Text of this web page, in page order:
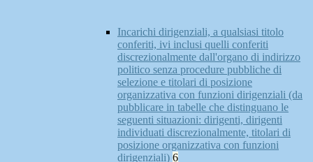
Incarichi dirigenziali, a qualsiasi titolo
conferiti, ivi inclusi quelli conferiti
discrezionalmente dall'organo di indirizzo
politico senza procedure pubbliche di
selezione e titolari di posizione
organizzativa con funzioni dirigenziali (da
pubblicare in tabelle che distinguano le
seguenti situazioni: dirigenti, dirigenti
individuati discrezionalmente, titolari di
posizione organizzativa con funzioni
dirigenziali) 6